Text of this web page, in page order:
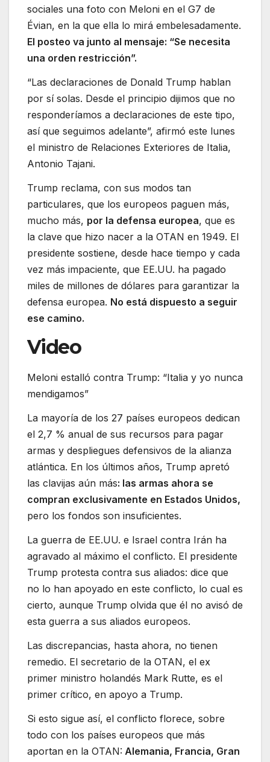
sociales una foto con Meloni en el G7 de
Évian, en la que ella lo mirá embelesadamente.
El posteo va junto al mensaje: “Se necesita
una orden restricción”.
“Las declaraciones de Donald Trump hablan
por sí solas. Desde el principio dijimos que no
responderíamos a declaraciones de este tipo,
así que seguimos adelante”, afirmó este lunes
el ministro de Relaciones Exteriores de Italia,
Antonio Tajani.
Trump reclama, con sus modos tan
particulares, que los europeos paguen más,
mucho más, por la defensa europea, que es
la clave que hizo nacer a la OTAN en 1949. El
presidente sostiene, desde hace tiempo y cada
vez más impaciente, que EE.UU. ha pagado
miles de millones de dólares para garantizar la
defensa europea. No está dispuesto a seguir
ese camino.
Video
Meloni estalló contra Trump: “Italia y yo nunca
mendigamos”
La mayoría de los 27 países europeos dedican
el 2,7 % anual de sus recursos para pagar
armas y despliegues defensivos de la alianza
atlántica. En los últimos años, Trump apretó
las clavijas aún más: las armas ahora se
compran exclusivamente en Estados Unidos,
pero los fondos son insuficientes.
La guerra de EE.UU. e Israel contra Irán ha
agravado al máximo el conflicto. El presidente
Trump protesta contra sus aliados: dice que
no lo han apoyado en este conflicto, lo cual es
cierto, aunque Trump olvida que él no avisó de
esta guerra a sus aliados europeos.
Las discrepancias, hasta ahora, no tienen
remedio. El secretario de la OTAN, el ex
primer ministro holandés Mark Rutte, es el
primer crítico, en apoyo a Trump.
Si esto sigue así, el conflicto florece, sobre
todo con los países europeos que más
aportan en la OTAN: Alemania, Francia, Gran